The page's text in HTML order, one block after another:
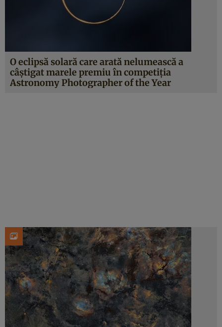
O eclipsă solară care arată nelumească a
câștigat marele premiu în competiția
Astronomy Photographer of the Year